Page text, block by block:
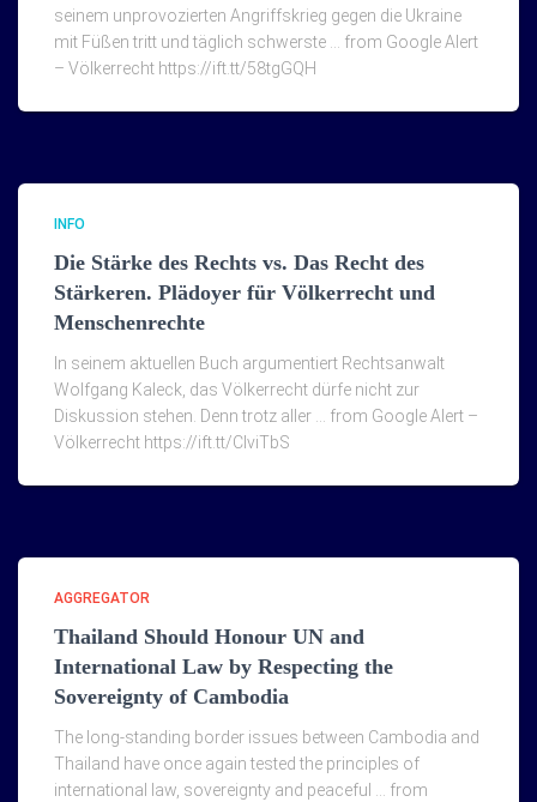
seinem unprovozierten Angriffskrieg gegen die Ukraine
mit Füßen tritt und täglich schwerste … from Google Alert
– Völkerrecht https://ift.tt/58tgGQH
INFO
Die Stärke des Rechts vs. Das Recht des
Stärkeren. Plädoyer für Völkerrecht und
Menschenrechte
In seinem aktuellen Buch argumentiert Rechtsanwalt
Wolfgang Kaleck, das Völkerrecht dürfe nicht zur
Diskussion stehen. Denn trotz aller … from Google Alert –
Völkerrecht https://ift.tt/ClviTbS
AGGREGATOR
Thailand Should Honour UN and
International Law by Respecting the
Sovereignty of Cambodia
The long-standing border issues between Cambodia and
Thailand have once again tested the principles of
international law, sovereignty and peaceful … from